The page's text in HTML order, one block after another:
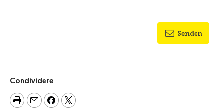
Senden
Condividere